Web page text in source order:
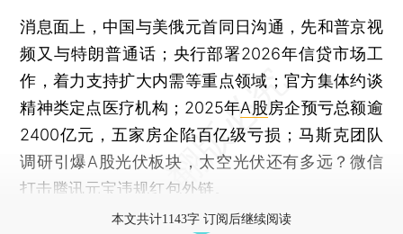
消息面上，中国与美俄元首同日沟通，先和普京视
频又与特朗普通话；央行部署2026年信贷市场工
作，着力支持扩大内需等重点领域；官方集体约谈
精神类定点医疗机构；2025年A股房企预亏总额逾
2400亿元，五家房企陷百亿级亏损；马斯克团队
调研引爆A股光伏板块，太空光伏还有多远？微信
打击腾讯元宝违规红包外链。
本文共计1143字 订阅后继续阅读